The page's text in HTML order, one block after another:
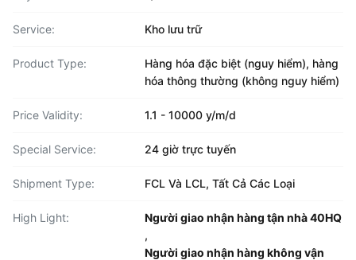
Service: Kho lưu trữ
Product Type:
Hàng hóa đặc biệt (nguy hiểm), hàng
hóa thông thường (không nguy hiểm)
Price Validity: 1.1 - 10000 y/m/d
Special Service: 24 giờ trực tuyến
Shipment Type: FCL Và LCL, Tất Cả Các Loại
High Light:
Người giao nhận hàng tận nhà 40HQ
,
Người giao nhận hàng không vận